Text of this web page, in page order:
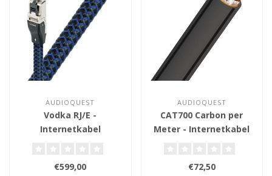
AUDIOQUEST
Vodka RJ/E -
Internetkabel
€599,00
AUDIOQUEST
CAT700 Carbon per
Meter - Internetkabel
€72,50